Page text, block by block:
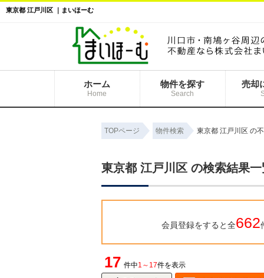
東京都 江戸川区 ｜まいほーむ
ホーム
Home
物件を探す
Search
売却
TOPページ 物件検索 東京都 江戸川区 の
東京都 江戸川区 の検索結果一
会員登録をすると全662
17 件中1～17件を表示